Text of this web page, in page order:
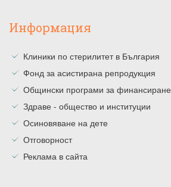
Информация
Клиники по стерилитет в България
Фонд за асистирана репродукция
Общински програми за финансиране
Здраве - общество и институции
Осиновяване на дете
Отговорност
Реклама в сайта